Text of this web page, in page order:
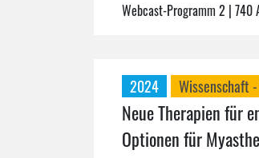
Webcast-Programm 2 | 740
2024 Wissenschaft
Neue Therapien für
Optionen für